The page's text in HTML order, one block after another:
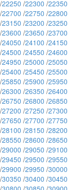
/22250 /22300 /22350
/22700 /22750 /22800
/23150 /23200 /23250
/23600 /23650 /23700
/24050 /24100 /24150
/24500 /24550 /24600
/24950 /25000 /25050
/25400 /25450 /25500
/25850 /25900 /25950
/26300 /26350 /26400
/26750 /26800 /26850
/27200 /27250 /27300
/27650 /27700 /27750
/28100 /28150 /28200
/28550 /28600 /28650
/29000 /29050 /29100
/29450 /29500 /29550
/29900 /29950 /30000
/30350 /30400 /30450